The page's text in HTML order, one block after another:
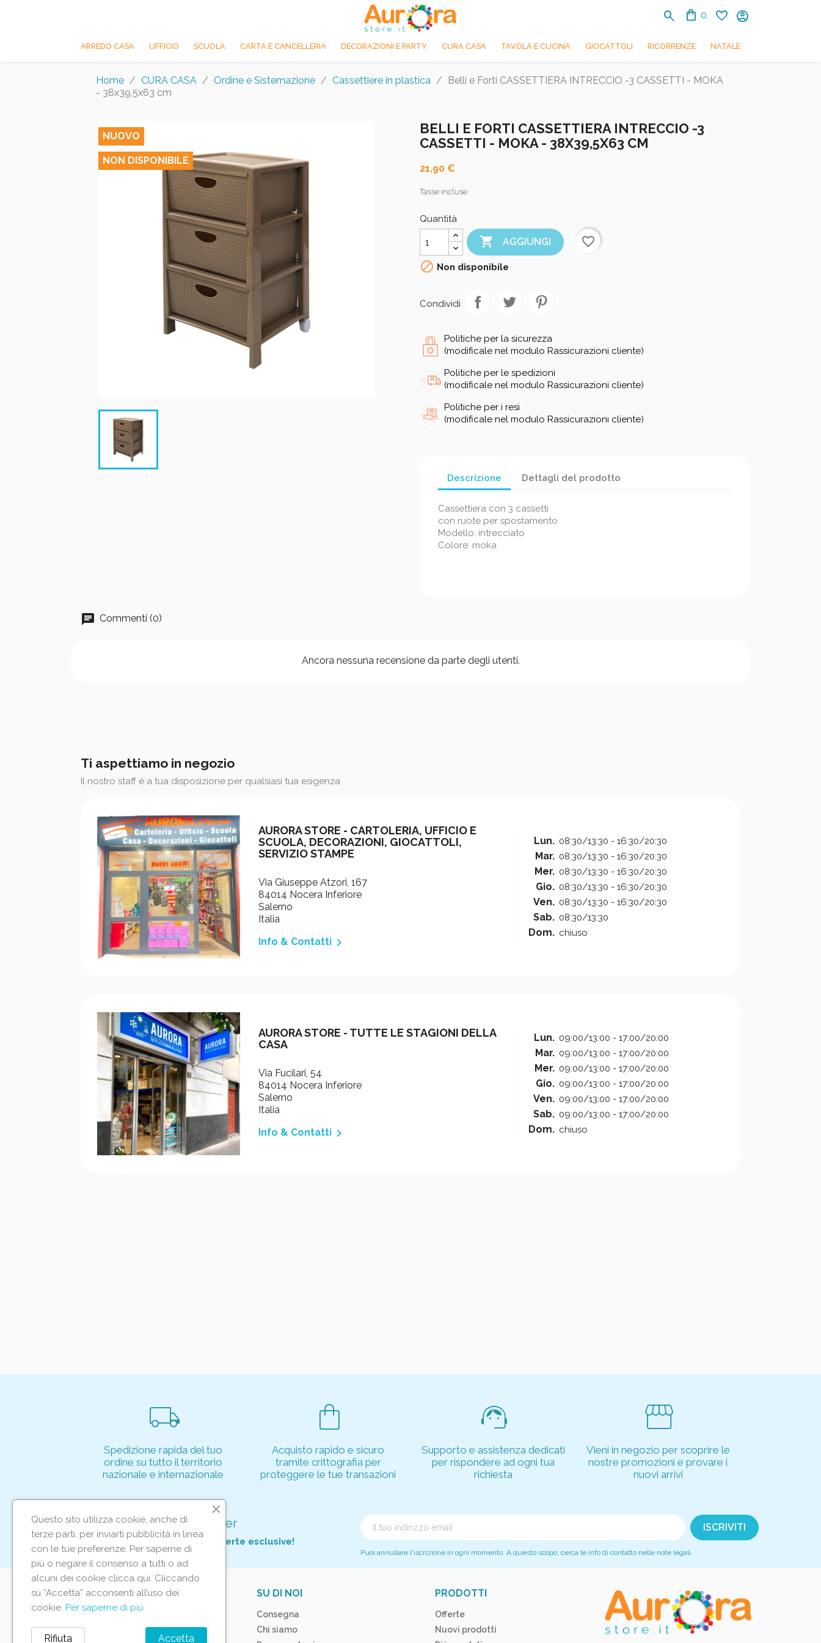
search shopping_bag 0 favorite account_circle
ARREDO CASA UFFICIO SCUOLA CARTA E CANCELLERIA DECORAZIONI E PARTY CURA CASA TAVOLA E CUCINA GIOCATTOLI RICORRENZE NATALE
Home CURA CASA Ordine e Sistemazione Cassettiere in plastica
Belli e Forti CASSETTIERA INTRECCIO -3 CASSETTI - MOKA
- 38x39,5x63 cm
NUOVO
NON DISPONIBILE
BELLI E FORTI CASSETTIERA INTRECCIO -3
CASSETTI - MOKA - 38X39,5X63 CM
21,90 €
Tasse incluse
Quantità
 AGGIUNGI
favorite_border
 Non disponibile
Condividi
Politiche per la sicurezza
(modificale nel modulo Rassicurazioni cliente)
Politiche per le spedizioni
(modificale nel modulo Rassicurazioni cliente)
Politiche per i resi
(modificale nel modulo Rassicurazioni cliente)
Descrizione Dettagli del prodotto
Cassettiera con 3 cassetti
con ruote per spostamento
Modello: intrecciato
Colore: moka
Commenti (0)
Ancora nessuna recensione da parte degli utenti.
Ti aspettiamo in negozio
Il nostro staff è a tua disposizione per qualsiasi tua esigenza
AURORA STORE - CARTOLERIA, UFFICIO E
SCUOLA, DECORAZIONI, GIOCATTOLI,
SERVIZIO STAMPE
Via Giuseppe Atzori, 167
84014 Nocera Inferiore
Salerno
Italia
Info & Contatti 
Lun. 08:30/13:30 - 16:30/20:30
Mar. 08:30/13:30 - 16:30/20:30
Mer. 08:30/13:30 - 16:30/20:30
Gio. 08:30/13:30 - 16:30/20:30
Ven. 08:30/13:30 - 16:30/20:30
Sab. 08:30/13:30
Dom. chiuso
AURORA STORE - TUTTE LE STAGIONI DELLA
CASA
Via Fucilari, 54
84014 Nocera Inferiore
Salerno
Italia
Info & Contatti 
Lun. 09:00/13:00 - 17:00/20:00
Mar. 09:00/13:00 - 17:00/20:00
Mer. 09:00/13:00 - 17:00/20:00
Gio. 09:00/13:00 - 17:00/20:00
Ven. 09:00/13:00 - 17:00/20:00
Sab. 09:00/13:00 - 17:00/20:00
Dom. chiuso
local_shipping
Spedizione rapida del tuo
ordine su tutto il territorio
nazionale e internazionale
shopping_bag
Acquisto rapido e sicuro
tramite crittografia per
proteggere le tue transazioni
support_agent
Supporto e assistenza dedicati
per rispondere ad ogni tua
richiesta
storefront
Vieni in negozio per scoprire le
nostre promozioni e provare i
nuovi arrivi
Iscriviti alla nostra newsletter
Per non perderti tutte le nostre offerte esclusive!
Puoi annullare l'iscrizione in ogni momento. A questo scopo, cerca le info di contatto nelle note legali.
IL TUO ACCOUNT
Tracciamento ordine
Accedi
SU DI NOI
Consegna
Chi siamo
PRODOTTI
Offerte
Nuovi prodotti
Questo sito utilizza cookie, anche di
terze parti, per inviarti pubblicità in linea
con le tue preferenze. Per saperne di
più o negare il consenso a tutti o ad
alcuni dei cookie clicca qui. Cliccando
su “Accetta” acconsenti all’uso dei
cookie. Per saperne di più
Accetta
Rifiuta